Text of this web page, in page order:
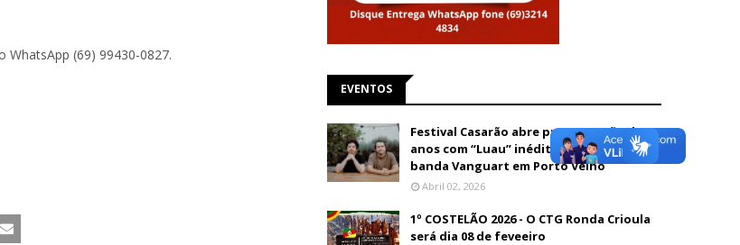
(69) 99430-0827.
EVENTOS
Festival Casarão abre programação de 26
anos com “Luau” inédito e show da
banda Vanguart em Porto Velho
Abril 02, 2026
1º COSTELÃO 2026 - O CTG Ronda Crioula
será dia 08 de feveeiro